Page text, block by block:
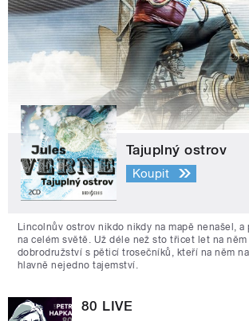
Tajuplný ostrov
Koupit
Lincolnův ostrov nikdo nikdy na mapě nenašel, a
na celém světě. Už déle než sto třicet let na
dobrodružství s pěticí trosečníků, kteří na něm
hlavně nejedno tajemství.
80 LIVE